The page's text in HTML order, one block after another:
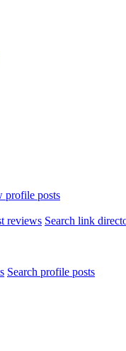
profile posts
reviews Search link
Search profile posts